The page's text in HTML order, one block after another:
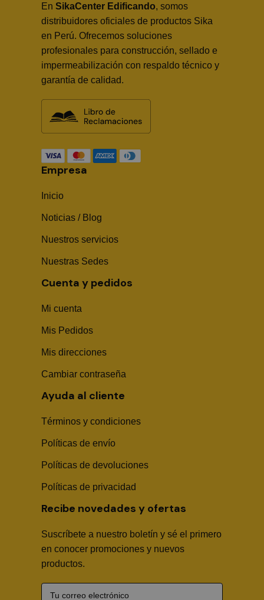
En SikaCenter Edificando, somos
distribuidores oficiales de productos Sika
en Perú. Ofrecemos soluciones
profesionales para construcción, sellado e
impermeabilización con respaldo técnico y
garantía de calidad.
Empresa
Inicio
Noticias / Blog
Nuestros servicios
Nuestras Sedes
Cuenta y pedidos
Mi cuenta
Mis Pedidos
Mis direcciones
Cambiar contraseña
Ayuda al cliente
Términos y condiciones
Políticas de envío
Políticas de devoluciones
Políticas de privacidad
Recibe novedades y ofertas
Suscríbete a nuestro boletín y sé el primero
en conocer promociones y nuevos
productos.
Sika Center AI
🤖
¿Necesitas asesoría técnica, fichas en PDF o buscas
algún producto?